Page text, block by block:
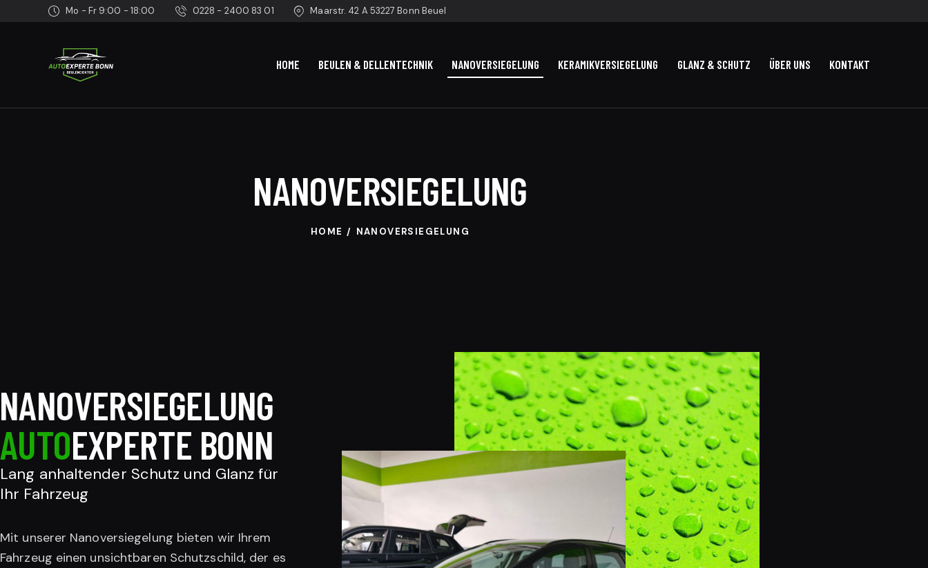
Mo - Fr 9:00 - 18:00 0228 - 2400 83 01 Maarstr. 42 A 53227 Bonn Beuel
HOME BEULEN & DELLENTECHNIK NANOVERSIEGELUNG KERAMIKVERSIEGELUNG GLANZ & SCHUTZ ÜBER UNS KONTAKT
NANOVERSIEGELUNG
HOME NANOVERSIEGELUNG
NANOVERSIEGELUNG
AUTOEXPERTE BONN
Lang anhaltender Schutz und Glanz für
Ihr Fahrzeug
Mit unserer Nanoversiegelung bieten wir Ihrem
Fahrzeug einen unsichtbaren Schutzschild, der es